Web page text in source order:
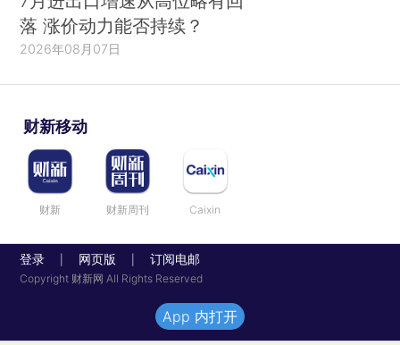
落 涨价动力能否持续？
2026年08月07日
财新移动
财新 财新周刊 Caixin
登录 网页版 订阅电邮
Copyright 财新网 All Rights Reserved
App 内打开